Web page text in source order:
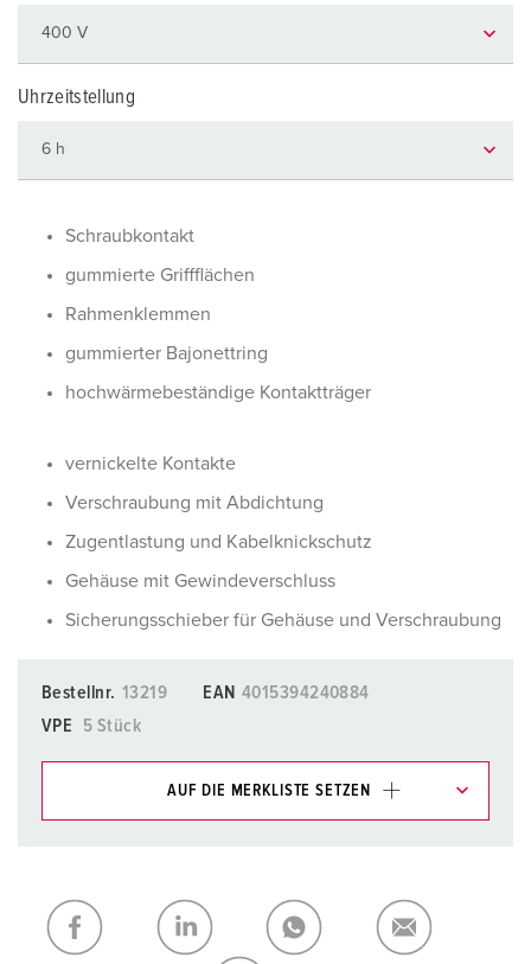
Uhrzeitstellung
Schraubkontakt
gummierte Griffflächen
Rahmenklemmen
gummierter Bajonettring
hochwärmebeständige Kontaktträger
vernickelte Kontakte
Verschraubung mit Abdichtung
Zugentlastung und Kabelknickschutz
Gehäuse mit Gewindeverschluss
Sicherungsschieber für Gehäuse und Verschraubung
Bestellnr. 13219 EAN 4015394240884
VPE
5 Stück
AUF DIE MERKLISTE SETZEN
Meine Liste (0) HINZUFÜGEN